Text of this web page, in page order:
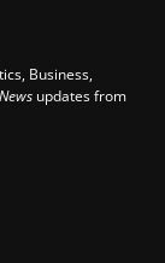
Business,
News updates from